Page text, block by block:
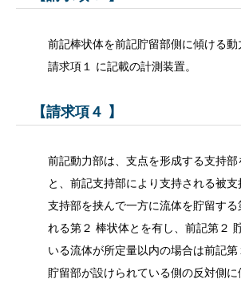
前記棒状体を前記貯留部側に傾ける
請求項１ に記載の計測装置。
【請求項４ 】
前記動力部は、支点を形成する支持
と、前記支持部により支持される被
支持部を挟んで一方に流体を貯留す
れる第２ 棒状体とを有し、前記第２
いる流体が所定量以内の場合は前記第
貯留部が設けられている側の反対側